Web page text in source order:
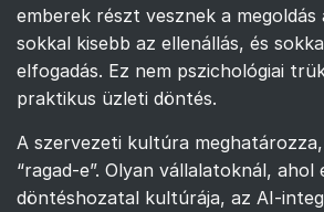
emberek részt vesznek a megoldás
sokkal kisebb az ellenállás, és
elfogadás. Ez nem pszichológiai
praktikus üzleti döntés.
A szervezeti kultúra
“ragad-e”. Olyan vállalatoknál,
döntéshozatal kultúrája, az AI-